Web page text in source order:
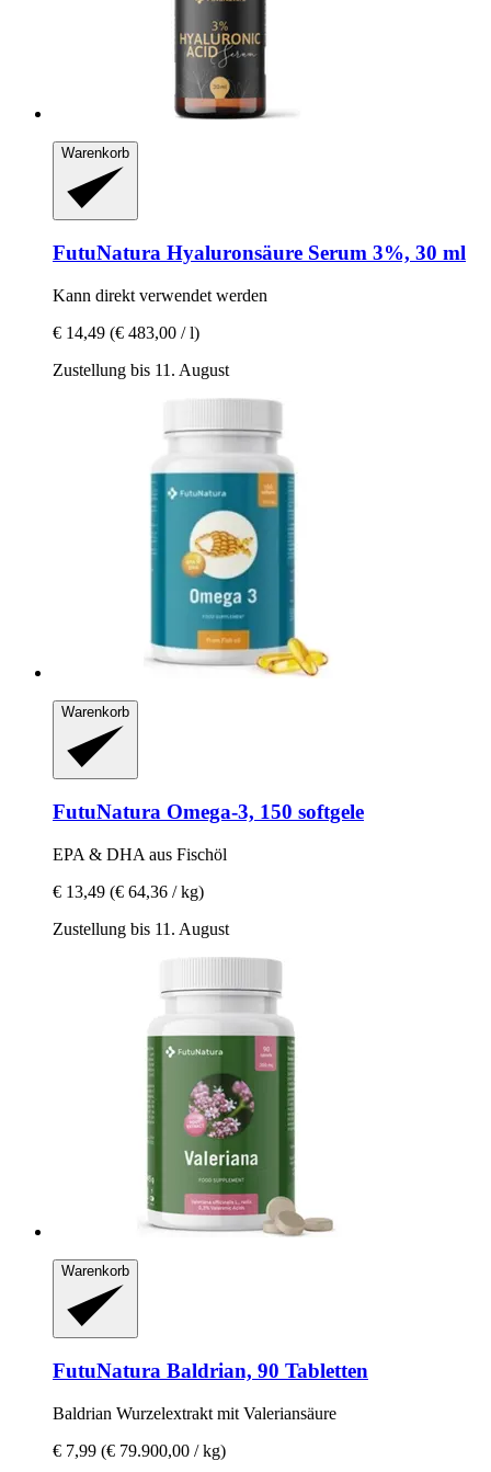
Warenkorb
FutuNatura Hyaluronsäure Serum 3%, 30 ml
Kann direkt verwendet werden
€ 14,49 (€ 483,00 / l)
Zustellung bis 11. August
Warenkorb
FutuNatura Omega-​3, 150 softgele
EPA & DHA aus Fischöl
€ 13,49 (€ 64,36 / kg)
Zustellung bis 11. August
Warenkorb
FutuNatura Baldrian, 90 Tabletten
Baldrian Wurzelextrakt mit Valeriansäure
€ 7,99 (€ 79.900,00 / kg)